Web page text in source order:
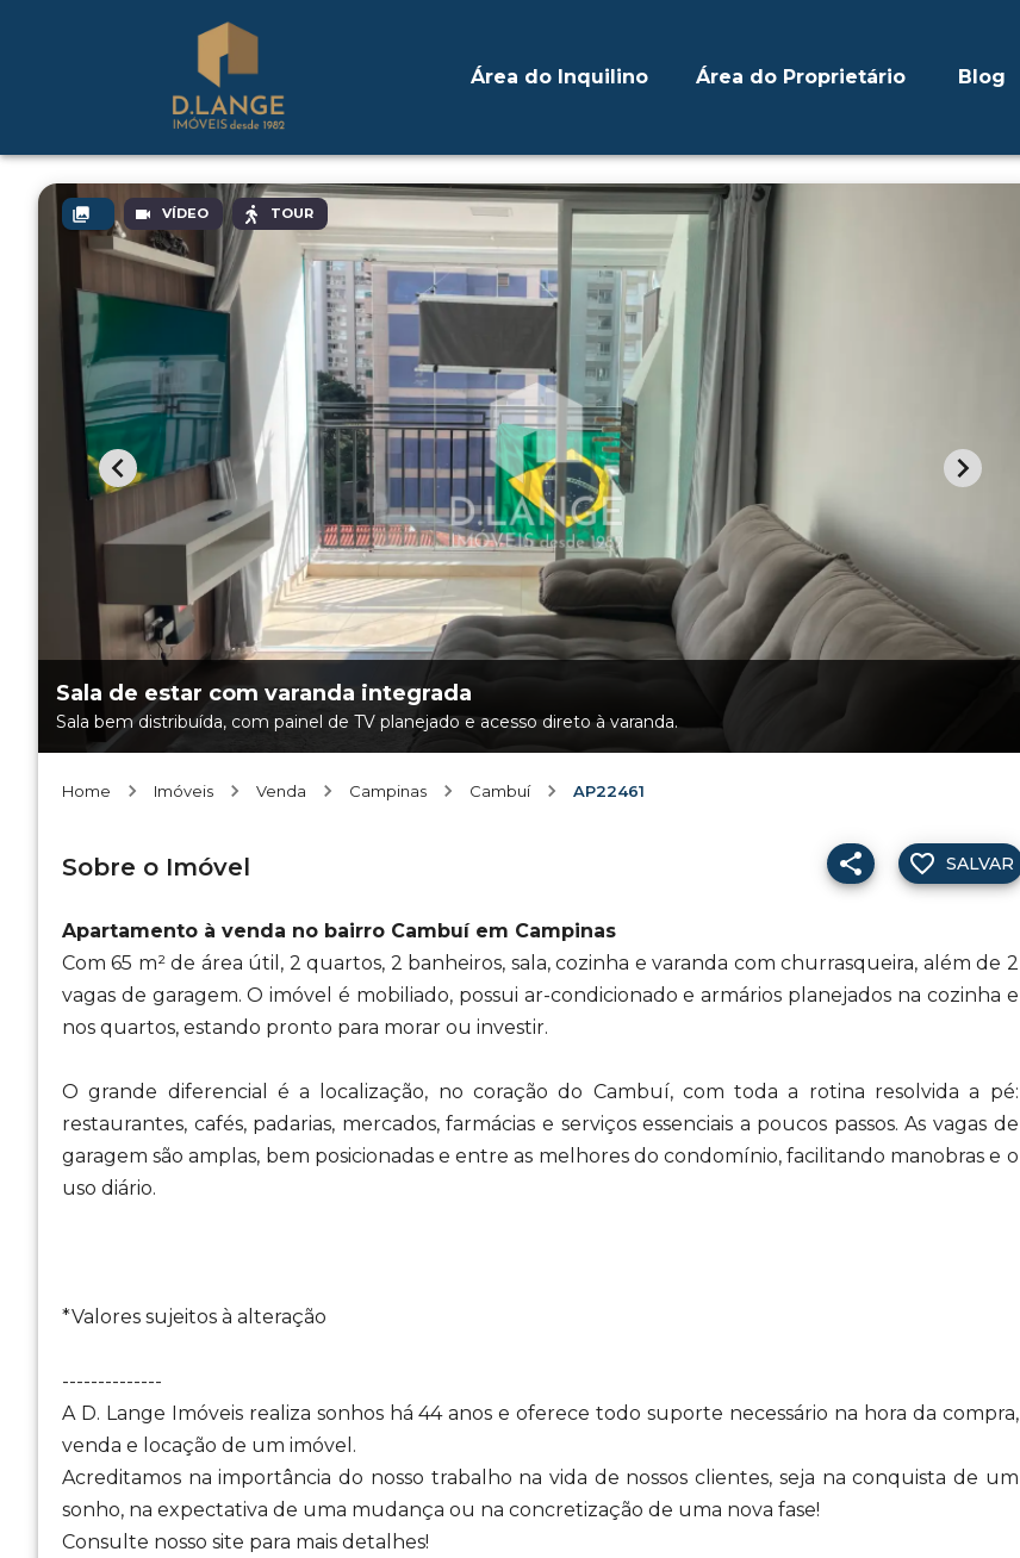
Área do Inquilino Área do Proprietário Blog
Sala de estar com varanda integrada
Sala bem distribuída, com painel de TV planejado e acesso direto à varanda.
VÍDEO TOUR
Home Imóveis Venda Campinas Cambuí AP22461
Sobre o Imóvel
Apartamento à venda no bairro Cambuí em Campinas
Com 65 m² de área útil, 2 quartos, 2 banheiros, sala, cozinha e varanda com churrasqueira, além de 2
vagas de garagem. O imóvel é mobiliado, possui ar-condicionado e armários planejados na cozinha e
nos quartos, estando pronto para morar ou investir.
O grande diferencial é a localização, no coração do Cambuí, com toda a rotina resolvida a pé:
restaurantes, cafés, padarias, mercados, farmácias e serviços essenciais a poucos passos. As vagas de
garagem são amplas, bem posicionadas e entre as melhores do condomínio, facilitando manobras e o
uso diário.
*Valores sujeitos à alteração
--------------
A D. Lange Imóveis realiza sonhos há 44 anos e oferece todo suporte necessário na hora da compra,
venda e locação de um imóvel.
Acreditamos na importância do nosso trabalho na vida de nossos clientes, seja na conquista de um
sonho, na expectativa de uma mudança ou na concretização de uma nova fase!
Consulte nosso site para mais detalhes!
SALVAR